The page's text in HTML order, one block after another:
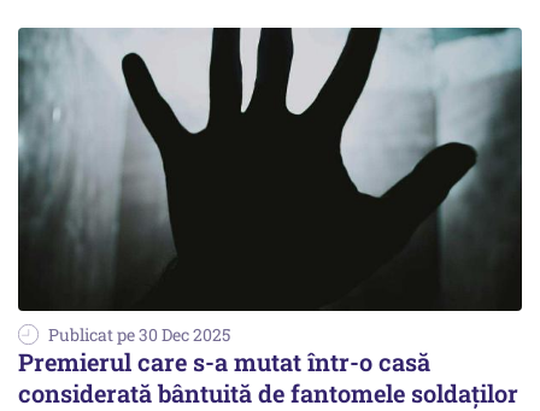
Publicat pe 30 Dec 2025
Premierul care s-a mutat într-o casă
considerată bântuită de fantomele soldaților